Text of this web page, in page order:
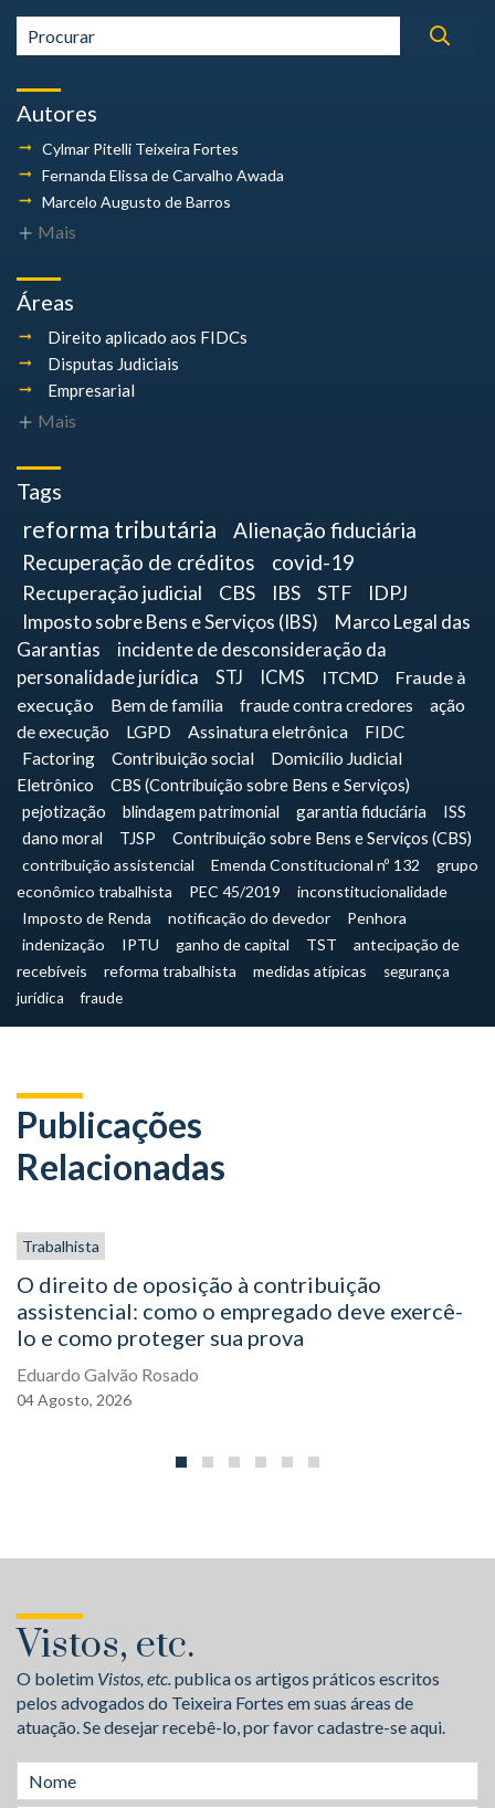
Autores
Cylmar Pitelli Teixeira Fortes
Fernanda Elissa de Carvalho Awada
Marcelo Augusto de Barros
Mais
Áreas
Direito aplicado aos FIDCs
Disputas Judiciais
Empresarial
Mais
Tags
reforma tributária
Alienação fiduciária
Recuperação de créditos
covid-19
Recuperação judicial CBS IBS STF
IDPJ
Imposto sobre Bens e Serviços (IBS)
Marco Legal das
Garantias
incidente de desconsideração da
personalidade jurídica
STJ ICMS ITCMD
Fraude à
execução
Bem de família fraude contra credores
ação
de execução
LGPD Assinatura eletrônica
FIDC
Factoring
Contribuição social
Domicílio Judicial
Eletrônico
CBS (Contribuição sobre Bens e Serviços)
pejotização
blindagem patrimonial garantia fiduciária
ISS
dano moral
TJSP Contribuição sobre Bens e Serviços (CBS)
contribuição assistencial Emenda Constitucional nº 132
grupo
econômico trabalhista
PEC 45/2019
inconstitucionalidade
Imposto de Renda
notificação do devedor
Penhora
indenização
IPTU ganho de capital TST
antecipação de
recebíveis
reforma trabalhista medidas atípicas
segurança
jurídica
fraude
Publicações
Relacionadas
Trabalhista
O direito de oposição à contribuição
assistencial: como o empregado deve exercê-
lo e como proteger sua prova
Eduardo Galvão Rosado
04Agosto, 2026
Vistos, etc.
O boletim Vistos, etc.publica os artigos práticos escritos
pelos advogados do Teixeira Fortes em suas áreas de
atuação. Se desejar recebê-lo, por favor cadastre-se aqui.